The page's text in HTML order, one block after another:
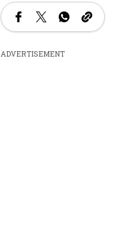
ADVERTISEMENT